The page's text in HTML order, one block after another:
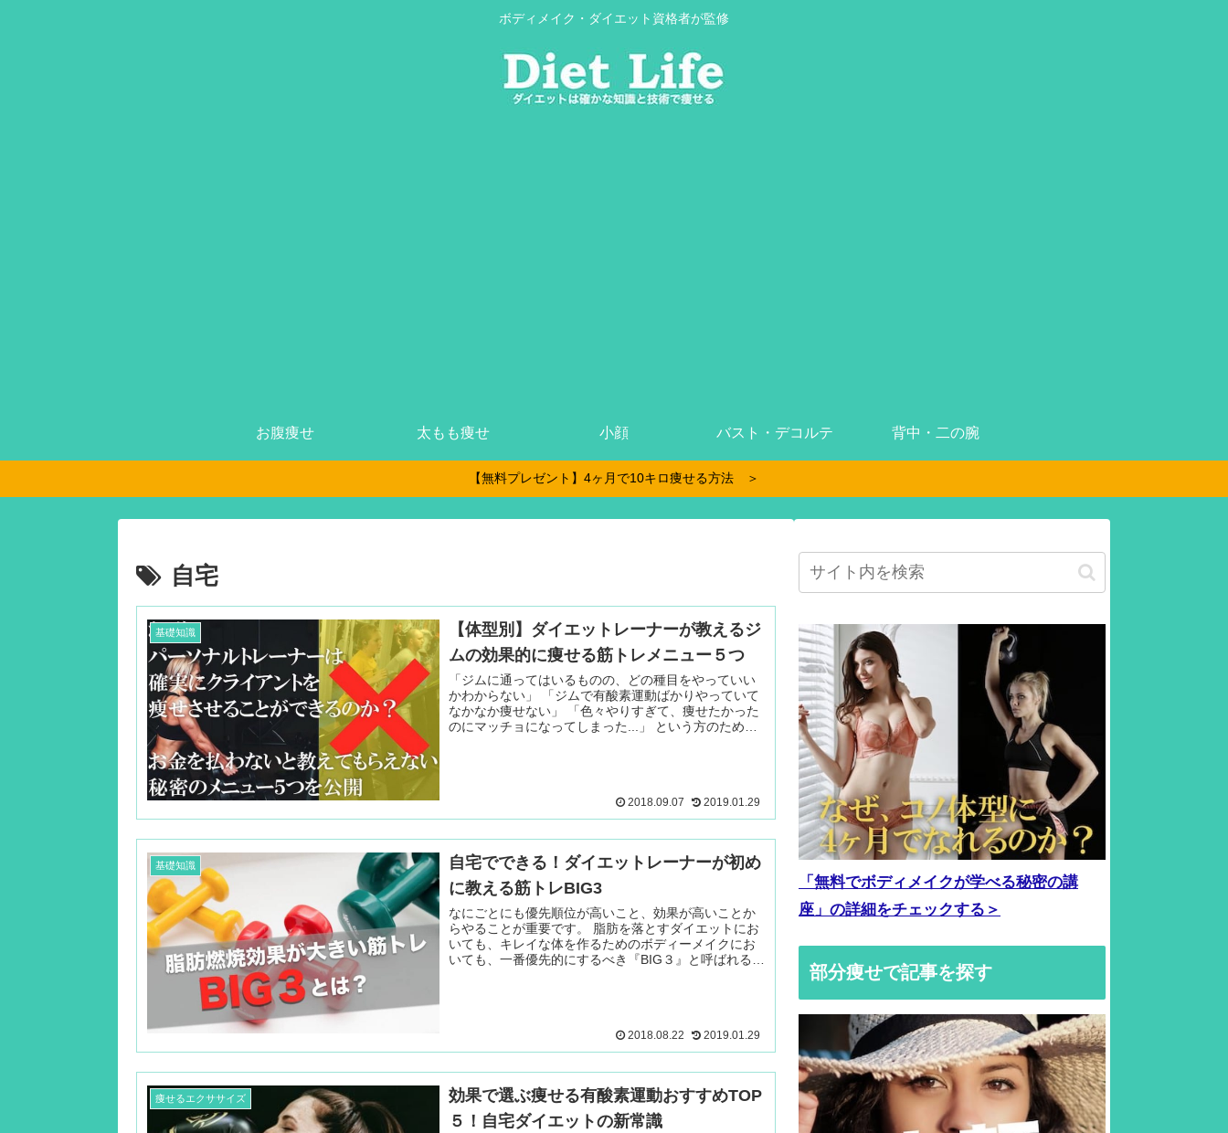
ボディメイク・ダイエット資格者が監修
お腹痩せ 太もも痩せ 小顔 バスト・デコルテ 背中・二の腕
【無料プレゼント】4ヶ月で10キロ痩せる方法 ＞
自宅
基礎知識
【体型別】ダイエットレーナーが教えるジ
ムの効果的に痩せる筋トレメニュー５つ
「ジムに通ってはいるものの、どの種目をやっていい
かわからない」 「ジムで有酸素運動ばかりやっていて
なかなか痩せない」 「色々やりすぎて、痩せたかった
のにマッチョになってしまった...」 という方のために
2018.09.07 2019.01.29
基礎知識
自宅でできる！ダイエットレーナーが初め
に教える筋トレBIG3
なにごとにも優先順位が高いこと、効果が高いことか
らやることが重要です。 脂肪を落とすダイエットにお
いても、キレイな体を作るためのボディーメイクにお
いても、一番優先的にするべき『BIG３』と呼ばれる３
2018.08.22 2019.01.29
痩せるエクササイズ
効果で選ぶ痩せる有酸素運動おすすめTOP
５！自宅ダイエットの新常識
「無料でボディメイクが学べる秘密の講
座」の詳細をチェックする＞
部分痩せで記事を探す